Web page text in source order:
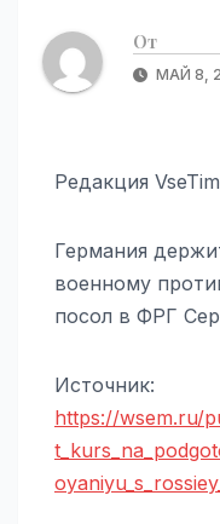
От
МАЙ 8,
Редакция
Германия
военному
посол в ФРГ
Источник:
https://wsem.ru/